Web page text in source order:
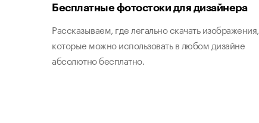
Бесплатные фотостоки для дизайнера
Рассказываем, где легально скачать изображения,
которые можно использовать в любом дизайне
абсолютно бесплатно.